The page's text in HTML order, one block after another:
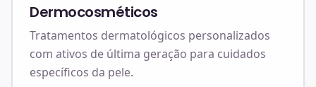
Dermocosméticos
Tratamentos dermatológicos personalizados
com ativos de última geração para cuidados
específicos da pele.